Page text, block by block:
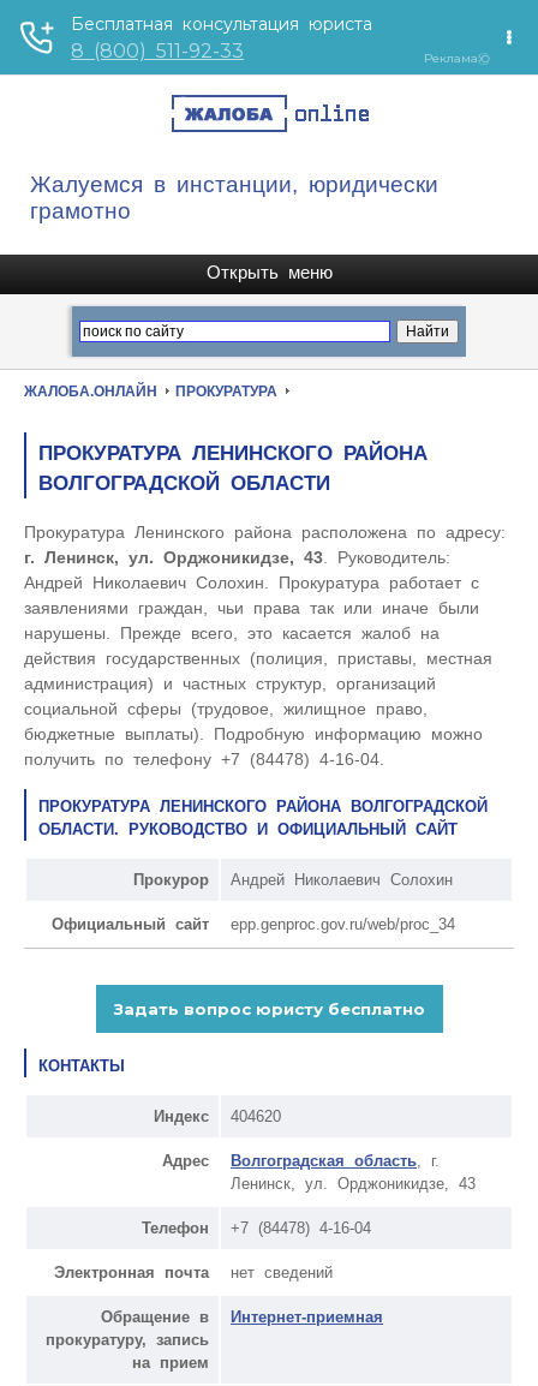
Жалуемся в инстанции, юридически
грамотно
ЖАЛОБА.ОНЛАЙН ПРОКУРАТУРА
ПРОКУРАТУРА ЛЕНИНСКОГО РАЙОНА
ВОЛГОГРАДСКОЙ ОБЛАСТИ
Прокуратура Ленинского района расположена по адресу:
г. Ленинск, ул. Орджоникидзе, 43 . Руководитель:
Андрей Николаевич Солохин. Прокуратура работает с
заявлениями граждан, чьи права так или иначе были
нарушены. Прежде всего, это касается жалоб на
действия государственных (полиция, приставы, местная
администрация) и частных структур, организаций
социальной сферы (трудовое, жилищное право,
бюджетные выплаты). Подробную информацию можно
получить по телефону +7 (84478) 4-16-04.
ПРОКУРАТУРА ЛЕНИНСКОГО РАЙОНА ВОЛГОГРАДСКОЙ
ОБЛАСТИ. РУКОВОДСТВО И ОФИЦИАЛЬНЫЙ САЙТ
Прокурор Андрей Николаевич Солохин
Официальный сайт epp.genproc.gov.ru/web/proc_34
КОНТАКТЫ
Индекс 404620
Адрес Волгоградская область , г.
Ленинск, ул. Орджоникидзе, 43
Телефон +7 (84478) 4-16-04
Электронная почта нет сведений
Обращение в
прокуратуру, запись
на прием
Интернет-приемная